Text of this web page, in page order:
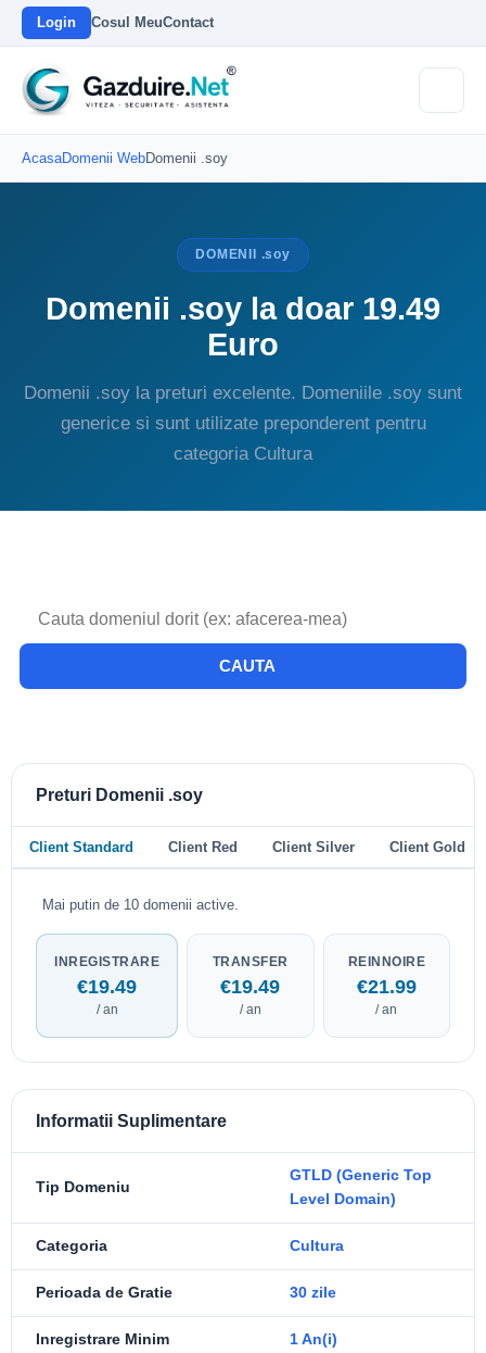
Login Cosul MeuContact
AcasaDomenii WebDomenii .soy
DOMENII .soy
Domenii .soy la doar 19.49
Euro
Domenii .soy la preturi excelente. Domeniile .soy sunt
generice si sunt utilizate preponderent pentru
categoria Cultura
CAUTA
Preturi Domenii .soy
Client Standard Client Red Client Silver Client Gold
Mai putin de 10 domenii active.
INREGISTRARE
€19.49
/ an
TRANSFER
€19.49
/ an
REINNOIRE
€21.99
/ an
Informatii Suplimentare
Tip Domeniu
GTLD (Generic Top
Level Domain)
Categoria Cultura
Perioada de Gratie 30 zile
Inregistrare Minim 1 An(i)